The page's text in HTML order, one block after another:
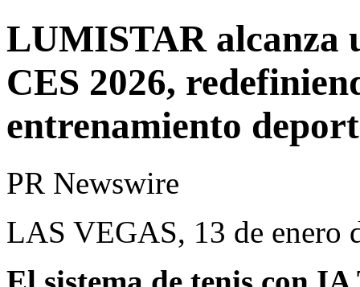
LUMISTAR alcanza
CES 2026,
entrenamiento
PR Newswire
LAS VEGAS, 13 de enero